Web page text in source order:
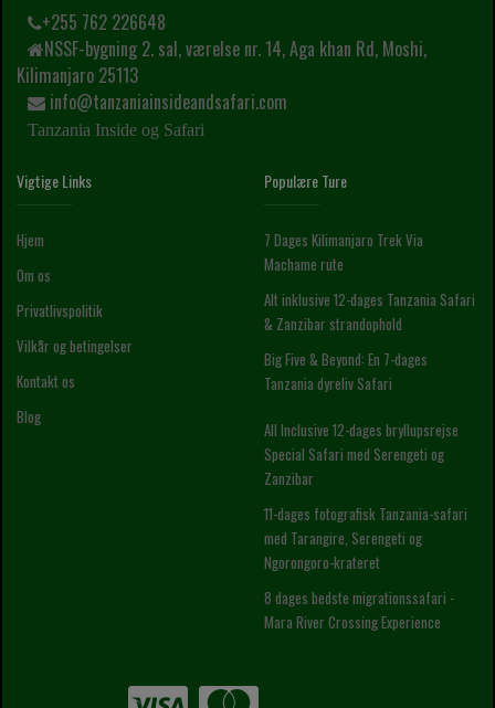
+255 762 226648
NSSF-bygning 2. sal, værelse nr. 14, Aga khan Rd, Moshi,
Kilimanjaro 25113
info@tanzaniainsideandsafari.com
Tanzania Inside og Safari
Vigtige Links
Hjem
Om os
Privatlivspolitik
Vilkår og betingelser
Kontakt os
Blog
Populære Ture
7 Dages Kilimanjaro Trek Via
Machame rute
Alt inklusive 12-dages Tanzania Safari
& Zanzibar strandophold
Big Five & Beyond: En 7-dages
Tanzania dyreliv Safari
All Inclusive 12-dages bryllupsrejse
Special Safari med Serengeti og
Zanzibar
11-dages fotografisk Tanzania-safari
med Tarangire, Serengeti og
Ngorongoro-krateret
8 dages bedste migrationssafari -
Mara River Crossing Experience